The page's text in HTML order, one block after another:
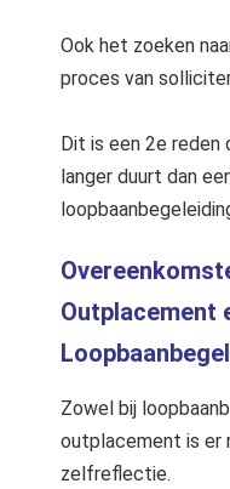
Ook het zoeken
proces van
Dit is een 2e
langer duurt dan
Outplacement
Zowel bij
outplacement is er
zelfreflectie.